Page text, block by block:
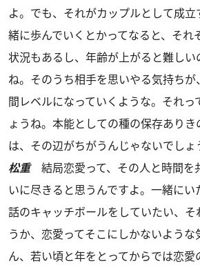
よ。でも、それがカップルとして成
緒に歩んでいくとかってなると、それ
状況もあるし、年齢が上がると難し
ね。そのうち相手を思いやる気持ち
間レベルになっていくような。それっ
ょうね。本能としての種の保存あり
は、その辺がちがうんじゃないでしょ
松重結局恋愛って、その人と時間を
いに尽きると思うんですよ。一緒に
話のキャッチボールをしていたい、
うか、恋愛ってそこにしかないような
ん、若い頃と年をとってからでは恋